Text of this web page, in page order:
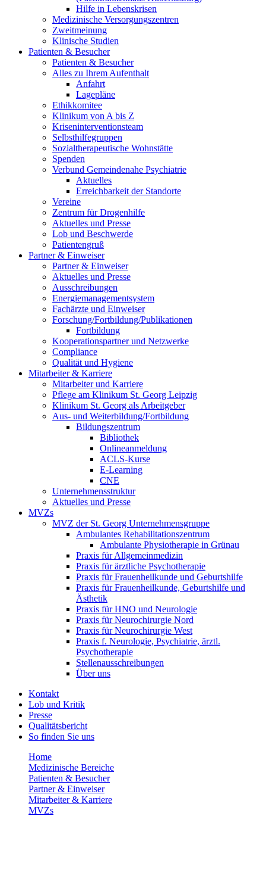
Hilfe in Lebenskrisen
Medizinische Versorgungszentren
Zweitmeinung
Klinische Studien
Patienten & Besucher
Patienten & Besucher
Alles zu Ihrem Aufenthalt
Anfahrt
Lagepläne
Ethikkomitee
Klinikum von A bis Z
Kriseninterventionsteam
Selbsthilfegruppen
Sozialtherapeutische Wohnstätte
Spenden
Verbund Gemeindenahe Psychiatrie
Aktuelles
Erreichbarkeit der Standorte
Vereine
Zentrum für Drogenhilfe
Aktuelles und Presse
Lob und Beschwerde
Patientengruß
Partner & Einweiser
Partner & Einweiser
Aktuelles und Presse
Ausschreibungen
Energiemanagementsystem
Fachärzte und Einweiser
Forschung/Fortbildung/Publikationen
Fortbildung
Kooperationspartner und Netzwerke
Compliance
Qualität und Hygiene
Mitarbeiter & Karriere
Mitarbeiter und Karriere
Pflege am Klinikum St. Georg Leipzig
Klinikum St. Georg als Arbeitgeber
Aus- und Weiterbildung/Fortbildung
Bildungszentrum
Bibliothek
Onlineanmeldung
ACLS-Kurse
E-Learning
CNE
Unternehmensstruktur
Aktuelles und Presse
MVZs
MVZ der St. Georg Unternehmensgruppe
Ambulantes Rehabilitationszentrum
Ambulante Physiotherapie in Grünau
Praxis für Allgemeinmedizin
Praxis für ärztliche Psychotherapie
Praxis für Frauenheilkunde und Geburtshilfe
Praxis für Frauenheilkunde, Geburtshilfe und
Ästhetik
Praxis für HNO und Neurologie
Praxis für Neurochirurgie Nord
Praxis für Neurochirurgie West
Praxis f. Neurologie, Psychiatrie, ärztl.
Psychotherapie
Stellenausschreibungen
Über uns
Kontakt
Lob und Kritik
Presse
Qualitätsbericht
So finden Sie uns
Home
Medizinische Bereiche
Patienten & Besucher
Partner & Einweiser
Mitarbeiter & Karriere
MVZs